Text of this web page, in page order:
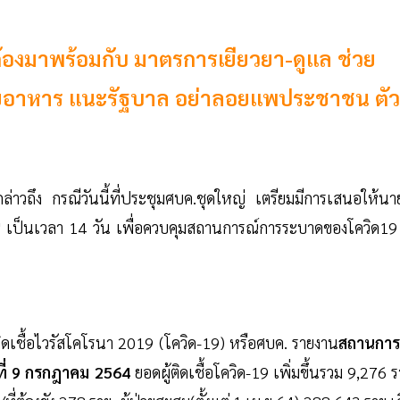
มาพร้อมกับ มาตรการเยียวยา-ดูแล ช่วย
าหาร แนะรัฐบาล อย่าลอยแพประชาชน ตัว
วถึง กรณีวันนี้ที่ประชุมศบค.ชุดใหญ่ เตรียมมีการเสนอให้นา
เป็นเวลา 14 วัน เพื่อควบคุมสถานการณ์การระบาดของโควิด
อไวรัสโคโรนา 2019 (โควิด-19) หรือศบค. รายงานสถานกา
9 กรกฎาคม 2564ยอดผู้ติดเชื้อโควิด-19 เพิ่มขึ้นรวม 9,276 ร